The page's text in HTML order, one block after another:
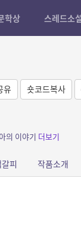
학상 스레드소
유 숏코드복사
의 이야기 더보기
피 작품소개